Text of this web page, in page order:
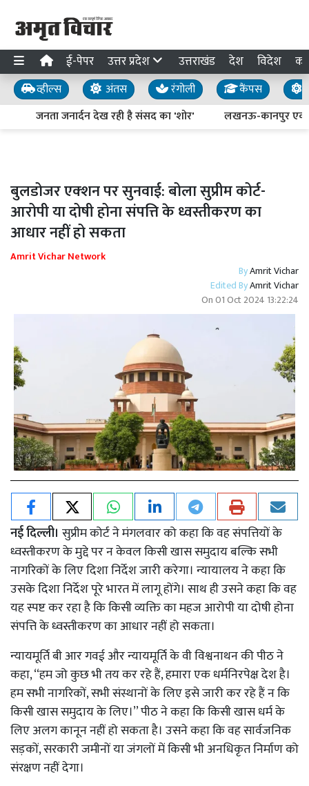
ई-पेपर उत्तर प्रदेश उत्तराखंड देश विदेश
व्हील्स अंतस रंगोली कैंपस
जनता जनार्दन देख रही है संसद का 'शोर'
लखनऊ-कानपुर
बुलडोजर एक्‍शन पर सुनवाई: बोला सुप्रीम कोर्ट-
आरोपी या दोषी होना संपत्ति के ध्वस्तीकरण का
आधार नहीं हो सकता
Amrit Vichar Network
ByAmrit Vichar
Edited ByAmrit Vichar
On01 Oct 2024 13:22:24
नई दिल्ली। सुप्रीम कोर्ट ने मंगलवार को कहा कि वह संपत्तियों के
ध्वस्तीकरण के मुद्दे पर न केवल किसी खास समुदाय बल्कि सभी
नागरिकों के लिए दिशा निर्देश जारी करेगा। न्यायालय ने कहा कि
उसके दिशा निर्देश पूरे भारत में लागू होंगे। साथ ही उसने कहा कि वह
यह स्पष्ट कर रहा है कि किसी व्यक्ति का महज आरोपी या दोषी होना
संपत्ति के ध्वस्तीकरण का आधार नहीं हो सकता।
न्यायमूर्ति बी आर गवई और न्यायमूर्ति के वी विश्वनाथन की पीठ ने
कहा, ‘‘हम जो कुछ भी तय कर रहे हैं, हमारा एक धर्मनिरपेक्ष देश है।
हम सभी नागरिकों, सभी संस्थानों के लिए इसे जारी कर रहे हैं न कि
किसी खास समुदाय के लिए।’’ पीठ ने कहा कि किसी खास धर्म के
लिए अलग कानून नहीं हो सकता है। उसने कहा कि वह सार्वजनिक
सड़कों, सरकारी जमीनों या जंगलों में किसी भी अनधिकृत निर्माण को
संरक्षण नहीं देगा।